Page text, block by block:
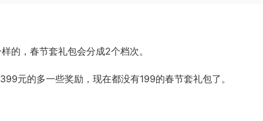
的，春节套礼包会分成2个档次。
元的多一些奖励，现在都没有199的春节套礼包了。